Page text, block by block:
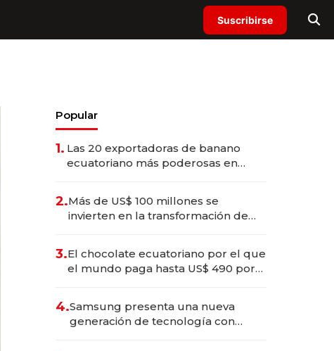
Suscribirse
Popular
1. Las 20 exportadoras de banano
ecuatoriano más poderosas en
2.Más de US$ 100 millones se
invierten en la transformación de
3.El chocolate ecuatoriano por el que
el mundo paga hasta US$ 490 por
4.Samsung presenta una nueva
generación de tecnología con